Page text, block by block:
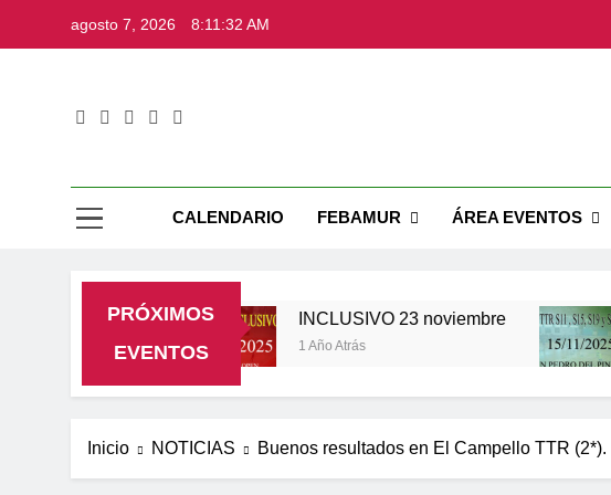
agosto 7, 2026 8:11:33 AM
CALENDARIO FEBAMUR ÁREA EVENTOS
PRÓXIMOS
EVENTOS
29 noviembre INCLUSIVO 23 noviembre
1 Año Atrás
Inicio NOTICIAS Buenos resultados en El Campello TTR (2*).